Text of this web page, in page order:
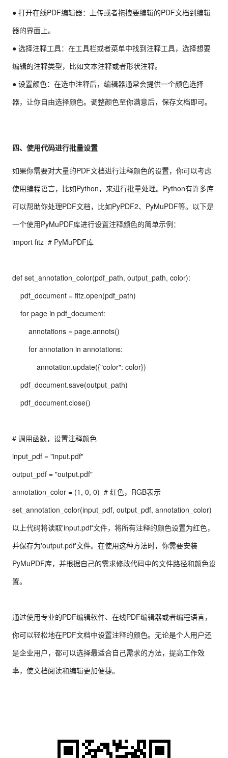
● 打开在线PDF编辑器：上传或者拖拽要编辑的PDF文档到编辑
器的界面上。
● 选择注释工具：在工具栏或者菜单中找到注释工具，选择想要
编辑的注释类型，比如文本注释或者形状注释。
● 设置颜色：在选中注释后，编辑器通常会提供一个颜色选择
器，让你自由选择颜色。调整颜色至你满意后，保存文档即可。
四、使用代码进行批量设置
如果你需要对大量的PDF文档进行注释颜色的设置，你可以考虑
使用编程语言，比如Python，来进行批量处理。Python有许多库
可以帮助你处理PDF文档，比如PyPDF2、PyMuPDF等。以下是
一个使用PyMuPDF库进行设置注释颜色的简单示例：
import fitz  # PyMuPDF库
def set_annotation_color(pdf_path, output_path, color):
pdf_document = fitz.open(pdf_path)
    for page in pdf_document:
annotations = page.annots()
        for annotation in annotations:
annotation.update({"color": color})
pdf_document.save(output_path)
pdf_document.close()
# 调用函数，设置注释颜色
input_pdf = "input.pdf"
output_pdf = "output.pdf"
annotation_color = (1, 0, 0)  # 红色，RGB表示
set_annotation_color(input_pdf, output_pdf, annotation_color)
以上代码将读取'input.pdf'文件，将所有注释的颜色设置为红色，
并保存为'output.pdf'文件。在使用这种方法时，你需要安装
PyMuPDF库，并根据自己的需求修改代码中的文件路径和颜色设
置。
通过使用专业的PDF编辑软件、在线PDF编辑器或者编程语言，
你可以轻松地在PDF文档中设置注释的颜色。无论是个人用户还
是企业用户，都可以选择最适合自己需求的方法，提高工作效
率，使文档阅读和编辑更加便捷。